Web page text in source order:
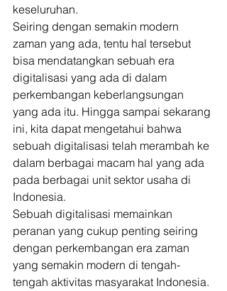
keseluruhan.
Seiring dengan semakin modern
zaman yang ada, tentu hal tersebut
bisa mendatangkan sebuah era
digitalisasi yang ada di dalam
perkembangan keberlangsungan
yang ada itu. Hingga sampai sekarang
ini, kita dapat mengetahui bahwa
sebuah digitalisasi telah merambah ke
dalam berbagai macam hal yang ada
pada berbagai unit sektor usaha di
Indonesia.
Sebuah digitalisasi memainkan
peranan yang cukup penting seiring
dengan perkembangan era zaman
yang semakin modern di tengah-
tengah aktivitas masyarakat Indonesia.